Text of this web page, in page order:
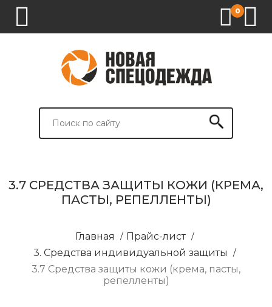
0
СПЕЦОДЕЖДА
СПЕЦОБУВЬ
СРЕДСТВА
ВСПОМОГАТЕЛЬНЫЕ
БРЕНДИРОВАНИЕ
3.7 СРЕДСТВА ЗАЩИТЫ КОЖИ (КРЕМА,
ПАСТЫ, РЕПЕЛЛЕНТЫ)
Главная / Прайс-лист /
3. Средства индивидуальной защиты /
3.7 Средства защиты кожи (крема, пасты,
репелленты)